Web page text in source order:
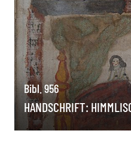
Bibl. 956
HANDSCHRIFT: